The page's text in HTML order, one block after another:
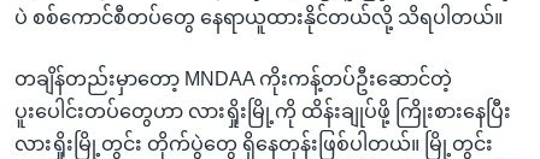
ပဲ စစ်ကောင်စီတပ်တွေ နေရာယူထားနိုင်တယ်လို့ သိရပါတယ်။
တချိန်တည်းမှာတော့ MNDAA ကိုးကန့်တပ်ဦးဆောင်တဲ့
ပူးပေါင်းတပ်တွေဟာ လားရှိုးမြို့ကို ထိန်းချုပ်ဖို့ ကြိုးစားနေပြီး
လားရှိုးမြို့တွင်း တိုက်ပွဲတွေ ရှိနေတုန်းဖြစ်ပါတယ်။ မြို့တွင်း